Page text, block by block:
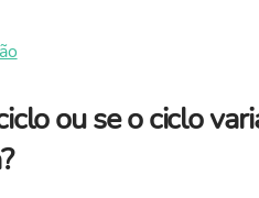
ou se o ciclo